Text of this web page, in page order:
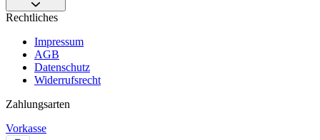
Rechtliches
Impressum
AGB
Datenschutz
Widerrufsrecht
Zahlungsarten
Vorkasse